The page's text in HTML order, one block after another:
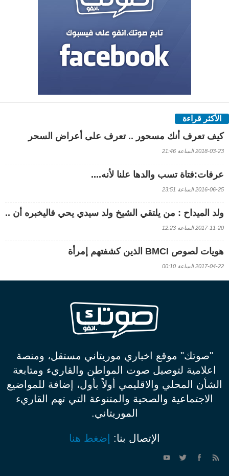
الأكثر قراءة
كيف تعرف أنك مسحور .. تعرف على أعراض السحر
2018-03-23 الساعة 21:46
عرفات:فتاة تسب والدها علنا لأنه....
2016-06-25 الساعة 23:51
ولد الميداح : من يلتقي الشيخ ولد سيدي يحي فاليخبره أن ..
2017-11-20 الساعة 12:23
هويات لصوص BMCI الذين كشفتهم إمرأة
2017-04-22 الساعة 00:10
"صوتك" موقع اخباري موريتاني مستقل، ومنصة
اعلامية لتوصيل صوت المواطن والقاريء ومتابعة
الشأن المحلي والاقليمي أولاً بأول، إضافة للمواضيع
الاجتماعية والصحية والمتنوعة التي تهم القاريء
الموريتاني.
الإتصال بنا: إضغط هنا